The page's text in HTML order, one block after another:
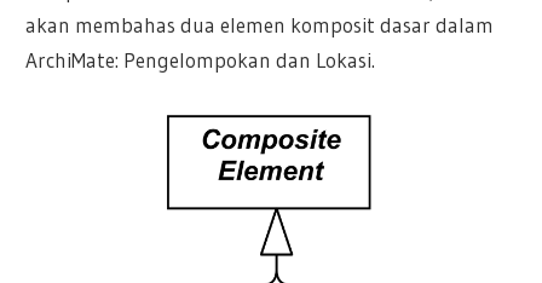
akan membahas dua elemen komposit dasar dalam
ArchiMate: Pengelompokan dan Lokasi.